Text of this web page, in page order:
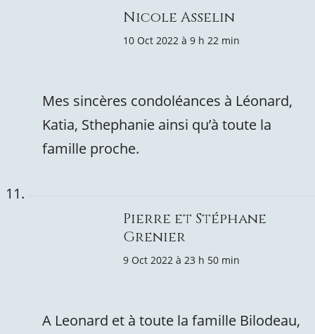
Nicole Asselin
10 Oct 2022 à 9 h 22 min
Mes sincères condoléances à Léonard,
Katia, Sthephanie ainsi qu’à toute la
famille proche.
Pierre et Stéphane
Grenier
9 Oct 2022 à 23 h 50 min
A Leonard et à toute la famille Bilodeau,